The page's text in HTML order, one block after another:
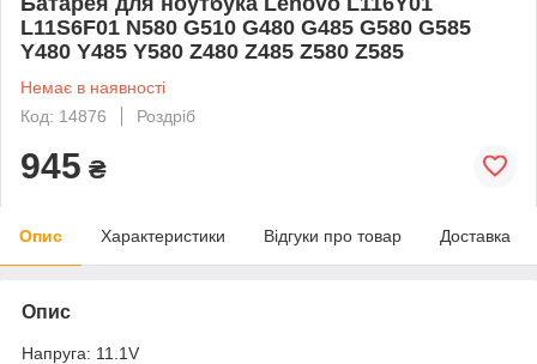
L11S6F01 N580 G510 G480 G485 G580 G585
Y480 Y485 Y580 Z480 Z485 Z580 Z585
Немає в наявності
Код: 14876
Роздріб
945 ₴
Опис Характеристики Відгуки про товар Доставка
Опис
Напруга: 11.1V